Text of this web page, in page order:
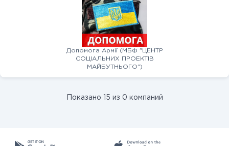
Допомога Армії (МБФ "ЦЕНТР
СОЦІАЛЬНИХ ПРОЕКТІВ
МАЙБУТНЬОГО")
Показано 15 из 0 компаний